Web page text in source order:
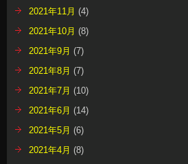
2021年11月 (4)
2021年10月 (8)
2021年9月 (7)
2021年8月 (7)
2021年7月 (10)
2021年6月 (14)
2021年5月 (6)
2021年4月 (8)